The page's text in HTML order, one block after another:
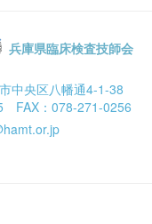
兵庫県臨床検査技師会
中央区八幡通4-1-38
FAX：078-271-0256